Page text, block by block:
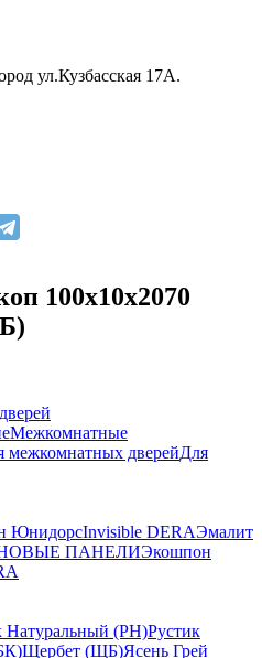
ул.Кузбасская 17А.
100х10х2070
Межкомнатные
межкомнатных дверейДля
ЮнидорсInvisible DERAЭмалит
ПАНЕЛИЭкошпон
Натуральный (РН)Рустик
Щербет (ЩБ)Ясень Грей